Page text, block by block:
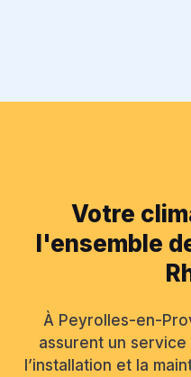
Votre
l'ensemble
À Peyrolles-en-
assurent un
l’installation et la